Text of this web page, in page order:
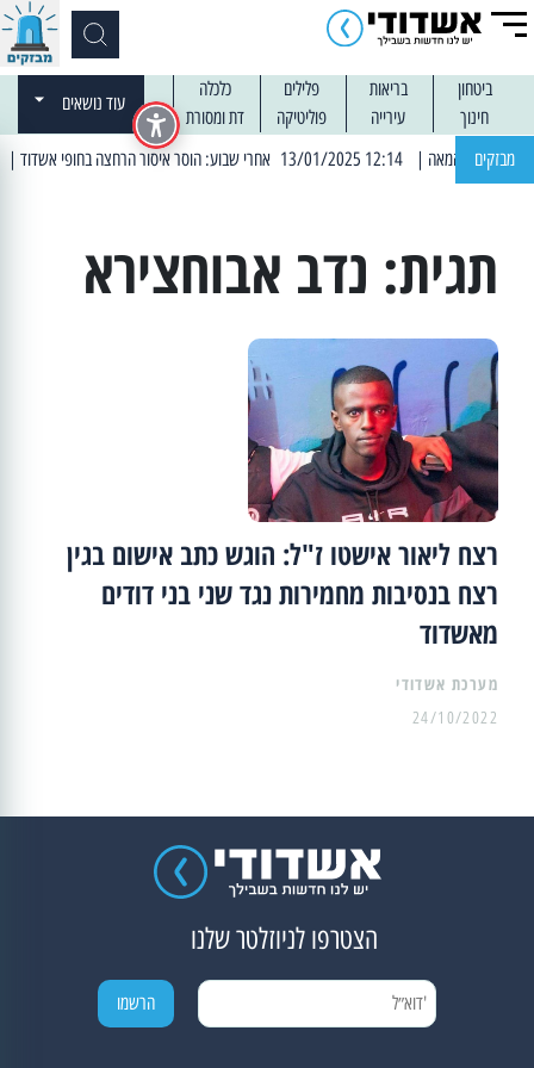
ביטחון בריאות פלילים
כלכלה
חינוך
עירייה פוליטיקה דת ומסורת
עוד נושאים
מבזקים | 12:14 13/01/2025 אחרי שבוע: הוסר איסור הרחצה בחופי אשדוד | 13:04 14/01/2025 עובדים בלילות: עבודות קרצוף וריבוד אספלט
תגית: נדב אבוחצירא
רצח ליאור אישטו ז"ל: הוגש כתב אישום בגין
רצח בנסיבות מחמירות נגד שני בני דודים
מאשדוד
מערכת אשדודי
24/10/2022
הצטרפו לניוזלטר שלנו